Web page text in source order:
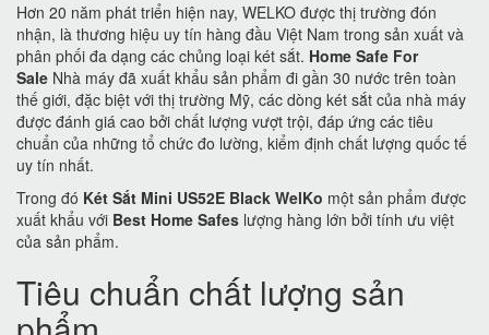
Hơn 20 năm phát triển hiện nay, WELKO được thị trường đón
nhận, là thương hiệu uy tín hàng đầu Việt Nam trong sản xuất và
phân phối đa dạng các chủng loại két sắt. Home Safe For
Sale Nhà máy đã xuất khẩu sản phẩm đi gần 30 nước trên toàn
thế giới, đặc biệt với thị trường Mỹ, các dòng két sắt của nhà máy
được đánh giá cao bởi chất lượng vượt trội, đáp ứng các tiêu
chuẩn của những tổ chức đo lường, kiểm định chất lượng quốc tế
uy tín nhất.
Trong đó Két Sắt Mini US52E Black WelKo một sản phẩm được
xuất khẩu với Best Home Safes lượng hàng lớn bởi tính ưu việt
của sản phẩm.
Tiêu chuẩn chất lượng sản